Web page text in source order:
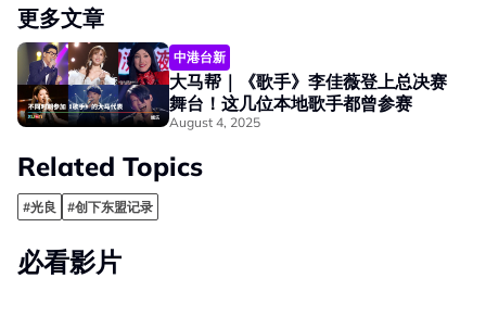
更多文章
中港台新
大马帮｜《歌手》李佳薇登上总决赛
舞台！这几位本地歌手都曾参赛
August 4, 2025
Related Topics
#光良 #创下东盟记录
必看影片